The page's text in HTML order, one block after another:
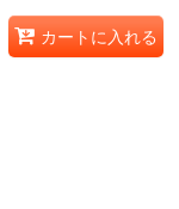
カートに入れる